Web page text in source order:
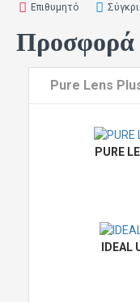
Επιθυμητό
Προσφορά
Pure Lens
PURE